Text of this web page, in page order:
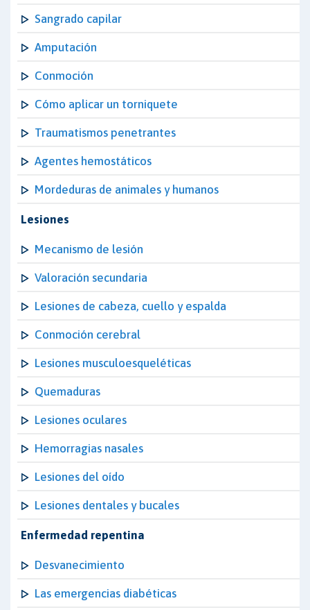
Sangrado capilar
Amputación
Conmoción
Cómo aplicar un torniquete
Traumatismos penetrantes
Agentes hemostáticos
Mordeduras de animales y humanos
Lesiones
Mecanismo de lesión
Valoración secundaria
Lesiones de cabeza, cuello y espalda
Conmoción cerebral
Lesiones musculoesqueléticas
Quemaduras
Lesiones oculares
Hemorragias nasales
Lesiones del oído
Lesiones dentales y bucales
Enfermedad repentina
Desvanecimiento
Las emergencias diabéticas